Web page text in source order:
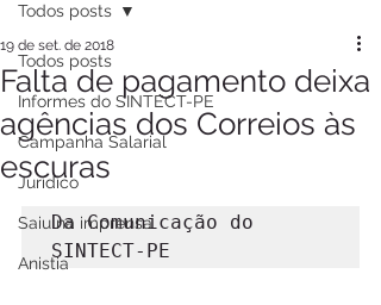
Todos posts
Informes do SINTECT-PE
Campanha Salarial
Jurídico
Saiu na imprensa
Anistia
Todos posts
Falta de pagamento deixa
agências dos Correios às
escuras
19 de set. de 2018
Da Comunicação do
SINTECT-PE